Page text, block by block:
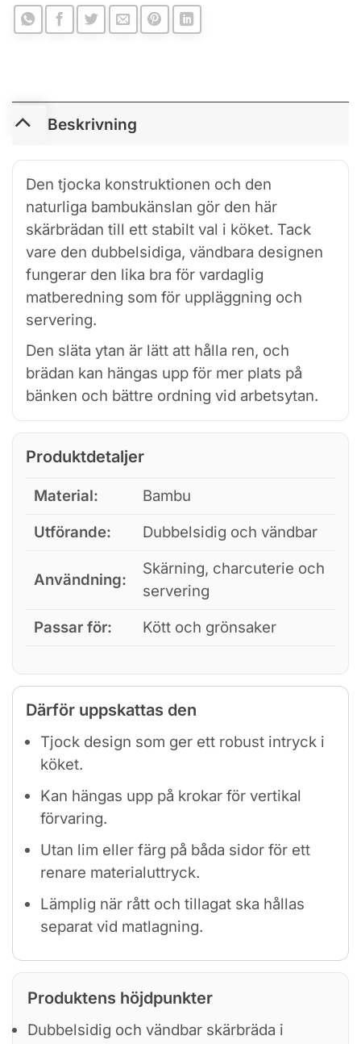
Beskrivning
Den tjocka konstruktionen och den
naturliga bambukänslan gör den här
skärbrädan till ett stabilt val i köket. Tack
vare den dubbelsidiga, vändbara designen
fungerar den lika bra för vardaglig
matberedning som för uppläggning och
servering.
Den släta ytan är lätt att hålla ren, och
brädan kan hängas upp för mer plats på
bänken och bättre ordning vid arbetsytan.
Produktdetaljer
Material:
Bambu
Utförande:
Dubbel­sidig och vändbar
Användning:
Skärning, charcuterie och
servering
Passar för:
Kött och grönsaker
Därför uppskattas den
Tjock design som ger ett robust intryck i
köket.
Kan hängas upp på krokar för vertikal
förvaring.
Utan lim eller färg på båda sidor för ett
renare materialuttryck.
Lämplig när rått och tillagat ska hållas
separat vid matlagning.
Produktens höjdpunkter
Dubbel­sidig och vändbar skärbräda i